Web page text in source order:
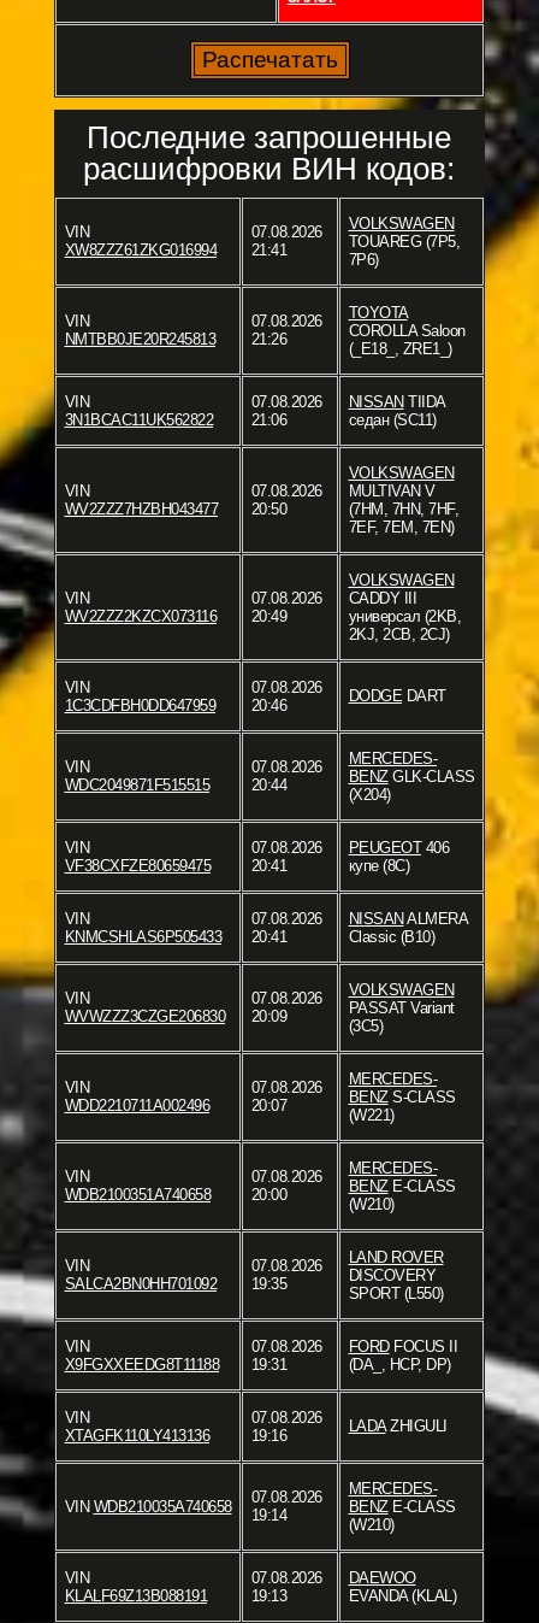
Последние запрошенные
расшифровки ВИН кодов:
VIN
XW8ZZZ61ZKG016994
07.08.2026
21:41
VOLKSWAGEN
TOUAREG (7P5,
7P6)
VIN
NMTBB0JE20R245813
07.08.2026
21:26
TOYOTA
COROLLA Saloon
(_E18_, ZRE1_)
VIN
3N1BCAC11UK562822
07.08.2026
21:06
NISSAN TIIDA
седан (SC11)
VIN
WV2ZZZ7HZBH043477
07.08.2026
20:50
VOLKSWAGEN
MULTIVAN V
(7HM, 7HN, 7HF,
7EF, 7EM, 7EN)
VIN
WV2ZZZ2KZCX073116
07.08.2026
20:49
VOLKSWAGEN
CADDY III
универсал (2KB,
2KJ, 2CB, 2CJ)
VIN
1C3CDFBH0DD647959
07.08.2026
20:46
DODGE DART
VIN
WDC2049871F515515
07.08.2026
20:44
MERCEDES-
BENZGLK-CLASS
(X204)
VIN
VF38CXFZE80659475
07.08.2026
20:41
PEUGEOT406
купе (8C)
VIN
KNMCSHLAS6P505433
07.08.2026
20:41
NISSAN ALMERA
Classic (B10)
VIN
WVWZZZ3CZGE206830
07.08.2026
20:09
VOLKSWAGEN
PASSAT Variant
(3C5)
VIN
WDD2210711A002496
07.08.2026
20:07
MERCEDES-
BENZS-CLASS
(W221)
VIN
WDB2100351A740658
07.08.2026
20:00
MERCEDES-
BENZE-CLASS
(W210)
VIN
SALCA2BN0HH701092
07.08.2026
19:35
LAND ROVER
DISCOVERY
SPORT (L550)
VIN
X9FGXXEEDG8T11188
07.08.2026
19:31
FORDFOCUS II
(DA_, HCP, DP)
VIN
XTAGFK110LY413136
07.08.2026
19:16
LADAZHIGULI
VIN WDB210035A740658
07.08.2026
19:14
MERCEDES-
BENZE-CLASS
(W210)
VIN
KLALF69Z13B088191
07.08.2026
19:13
DAEWOO
EVANDA (KLAL)